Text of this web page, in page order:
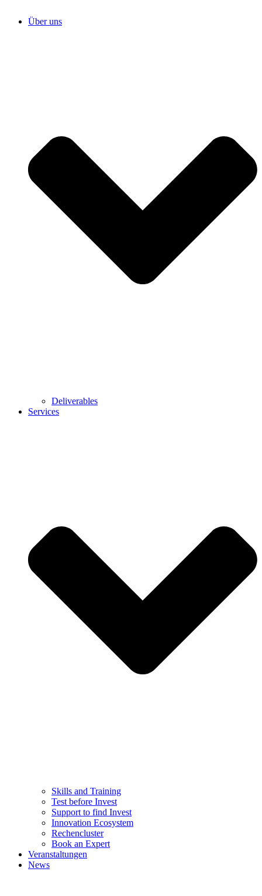
Über uns
Deliverables
Services
Skills and Training
Test before Invest
Support to find Invest
Innovation Ecosystem
Rechencluster​
Book an Expert
Veranstaltungen
News